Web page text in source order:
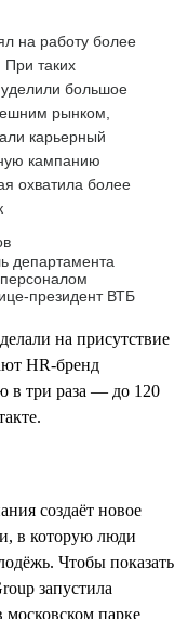
на работу более
При таких
большое
рынком,
карьерный
кампанию
охватила более
департамента
президент ВТБ
на присутствие
HR-бренд
в три раза — до 120
создаёт новое
в которую люди
Чтобы показать
запустила
московском парке